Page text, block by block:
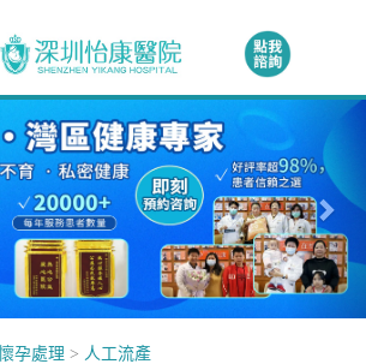
孕處理 > 人工流產